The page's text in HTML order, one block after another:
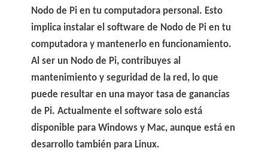
Nodo de Pi en tu computadora personal. Esto
implica instalar el software de Nodo de Pi en tu
computadora y mantenerlo en funcionamiento.
Al ser un Nodo de Pi, contribuyes al
mantenimiento y seguridad de la red, lo que
puede resultar en una mayor tasa de ganancias
de Pi. Actualmente el software solo está
disponible para Windows y Mac, aunque está en
desarrollo también para Linux.